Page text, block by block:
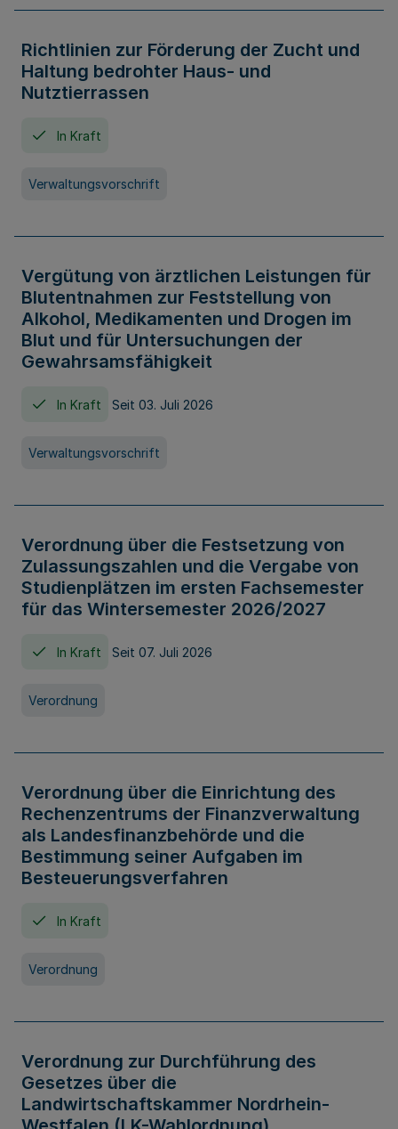
Richtlinien zur Förderung der Zucht und
Haltung bedrohter Haus- und
Nutztierrassen
In Kraft
Verwaltungsvorschrift
Vergütung von ärztlichen Leistungen für
Blutentnahmen zur Feststellung von
Alkohol, Medikamenten und Drogen im
Blut und für Untersuchungen der
Gewahrsamsfähigkeit
In Kraft Seit 03. Juli 2026
Verwaltungsvorschrift
Verordnung über die Festsetzung von
Zulassungszahlen und die Vergabe von
Studienplätzen im ersten Fachsemester
für das Wintersemester 2026/2027
In Kraft Seit 07. Juli 2026
Verordnung
Verordnung über die Einrichtung des
Rechenzentrums der Finanzverwaltung
als Landesfinanzbehörde und die
Bestimmung seiner Aufgaben im
Besteuerungsverfahren
In Kraft
Verordnung
Verordnung zur Durchführung des
Gesetzes über die
Landwirtschaftskammer Nordrhein-